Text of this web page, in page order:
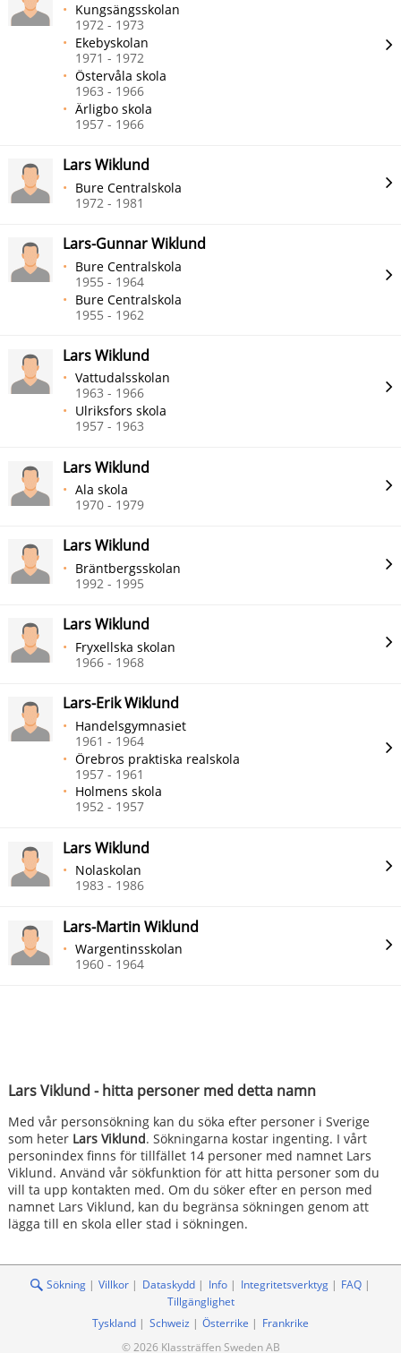
Lars Viklund - hitta personer med detta namn
Med vår personsökning kan du söka efter personer i Sverige
som heter Lars Viklund. Sökningarna kostar ingenting. I vårt
personindex finns för tillfället 14 personer med namnet Lars
Viklund. Använd vår sökfunktion för att hitta personer som du
vill ta upp kontakten med. Om du söker efter en person med
namnet Lars Viklund, kan du begränsa sökningen genom att
lägga till en skola eller stad i sökningen.
Kungsängsskolan
1972 - 1973
Ekebyskolan
1971 - 1972
Östervåla skola
1963 - 1966
Ärligbo skola
1957 - 1966
Lars Wiklund
Bure Centralskola
1972 - 1981
Lars-Gunnar Wiklund
Bure Centralskola
1955 - 1964
Bure Centralskola
1955 - 1962
Lars Wiklund
Vattudalsskolan
1963 - 1966
Ulriksfors skola
1957 - 1963
Lars Wiklund
Ala skola
1970 - 1979
Lars Wiklund
Bräntbergsskolan
1992 - 1995
Lars Wiklund
Fryxellska skolan
1966 - 1968
Lars-Erik Wiklund
Handelsgymnasiet
1961 - 1964
Örebros praktiska realskola
1957 - 1961
Holmens skola
1952 - 1957
Lars Wiklund
Nolaskolan
1983 - 1986
Lars-Martin Wiklund
Wargentinsskolan
1960 - 1964
Sökning Villkor Dataskydd Info Integritetsverktyg
FAQ
Tillgänglighet
Tyskland
Schweiz Österrike
Frankrike
© 2026 Klassträffen Sweden AB